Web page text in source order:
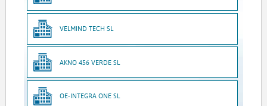
VELMIND TECH SL
AKNO 456 VERDE SL
OE-INTEGRA ONE SL